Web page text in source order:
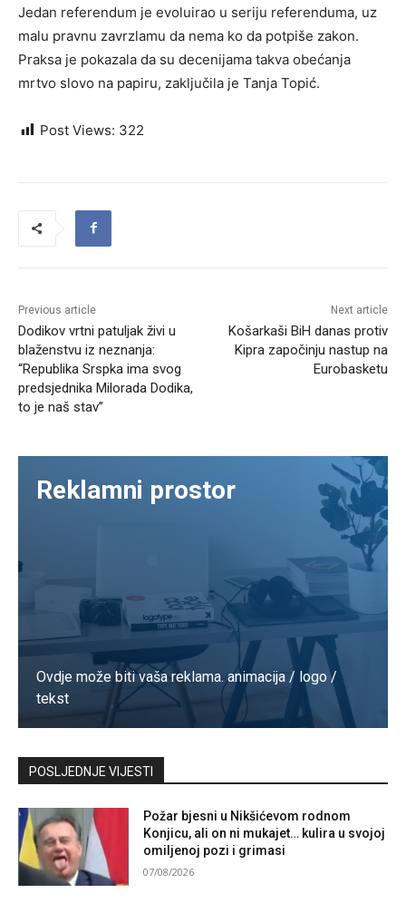
Jedan referendum je evoluirao u seriju referenduma, uz
malu pravnu zavrzlamu da nema ko da potpiše zakon.
Praksa je pokazala da su decenijama takva obećanja
mrtvo slovo na papiru, zaključila je Tanja Topić.
Post Views: 322
Previous article
Dodikov vrtni patuljak živi u
blaženstvu iz neznanja:
“Republika Srspka ima svog
predsjednika Milorada Dodika,
to je naš stav”
Next article
Košarkaši BiH danas protiv
Kipra započinju nastup na
Eurobasketu
Reklamni prostor
Ovdje može biti vaša reklama. animacija / logo /
tekst
Kontaktirajte nas
POSLJEDNJE VIJESTI
Požar bjesni u Nikšićevom rodnom
Konjicu, ali on ni mukajet… kulira u svojoj
omiljenoj pozi i grimasi
07/08/2026